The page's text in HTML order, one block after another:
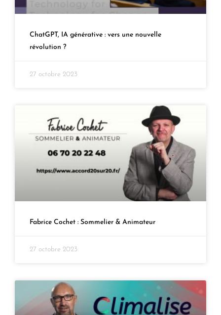
ChatGPT, IA générative : vers une nouvelle
révolution ?
27 octobre 2023
Fabrice Cochet : Sommelier & Animateur
27 octobre 2023